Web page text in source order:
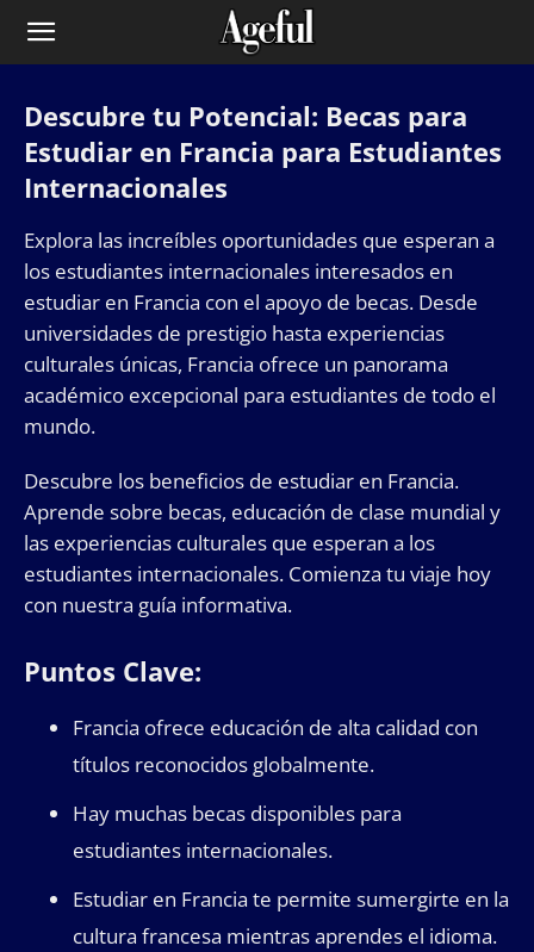
Descubre tu Potencial: Becas para
Estudiar en Francia para Estudiantes
Internacionales
Explora las increíbles oportunidades que esperan a
los estudiantes internacionales interesados en
estudiar en Francia con el apoyo de becas. Desde
universidades de prestigio hasta experiencias
culturales únicas, Francia ofrece un panorama
académico excepcional para estudiantes de todo el
mundo.
Descubre los beneficios de estudiar en Francia.
Aprende sobre becas, educación de clase mundial y
las experiencias culturales que esperan a los
estudiantes internacionales. Comienza tu viaje hoy
con nuestra guía informativa.
Puntos Clave:
Francia ofrece educación de alta calidad con
títulos reconocidos globalmente.
Hay muchas becas disponibles para
estudiantes internacionales.
Estudiar en Francia te permite sumergirte en la
cultura francesa mientras aprendes el idioma.